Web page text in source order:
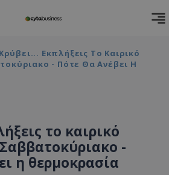
Κρύβει... Εκπλήξεις Το Καιρικό
- Πότε Θα Ανέβει Η
το καιρικό
-
η θερμοκρασία